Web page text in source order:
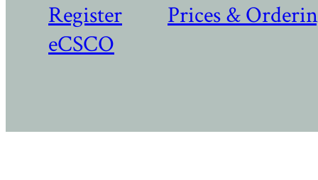
Register
Prices &
eCSCO